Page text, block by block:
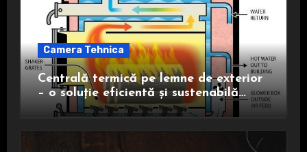
Camera Tehnica
Centrală termică pe lemne de exterior
– o soluție eficientă și sustenabilă
pentru încălzire